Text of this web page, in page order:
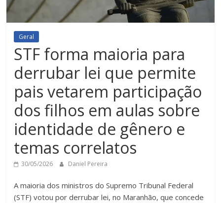
Geral
STF forma maioria para
derrubar lei que permite
pais vetarem participação
dos filhos em aulas sobre
identidade de gênero e
temas correlatos
30/05/2026 Daniel Pereira
A maioria dos ministros do Supremo Tribunal Federal
(STF) votou por derrubar lei, no Maranhão, que concede